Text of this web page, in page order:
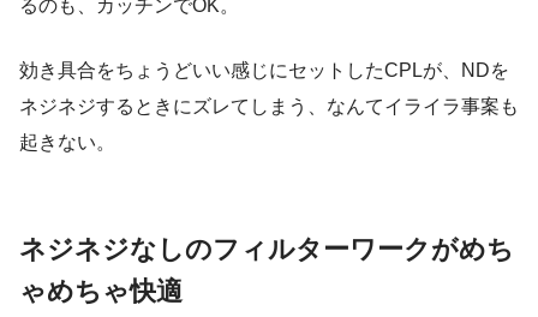
るのも、カッチンでOK。
効き具合をちょうどいい感じにセットしたCPLが、NDを
ネジネジするときにズレてしまう、なんてイライラ事案も
起きない。
ネジネジなしのフィルターワークがめち
ゃめちゃ快適